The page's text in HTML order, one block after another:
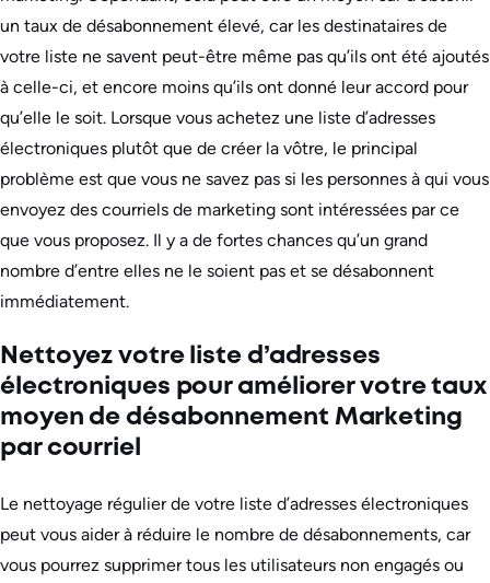
un taux de désabonnement élevé, car les destinataires de
votre liste ne savent peut-être même pas qu’ils ont été ajoutés
à celle-ci, et encore moins qu’ils ont donné leur accord pour
qu’elle le soit. Lorsque vous achetez une liste d’adresses
électroniques plutôt que de créer la vôtre, le principal
problème est que vous ne savez pas si les personnes à qui vous
envoyez des courriels de marketing sont intéressées par ce
que vous proposez. Il y a de fortes chances qu’un grand
nombre d’entre elles ne le soient pas et se désabonnent
immédiatement.
Nettoyez votre liste d’adresses
électroniques pour améliorer votre taux
moyen de désabonnement Marketing
par courriel
Le nettoyage régulier de votre liste d’adresses électroniques
peut vous aider à réduire le nombre de désabonnements, car
vous pourrez supprimer tous les utilisateurs non engagés ou